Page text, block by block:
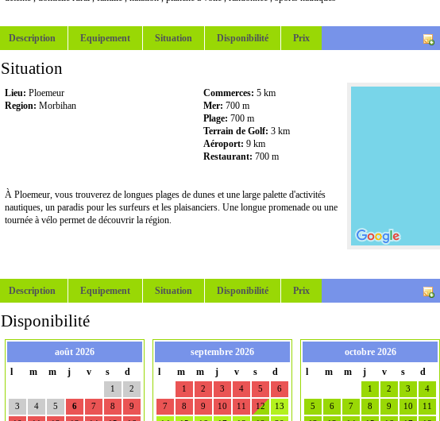
Description Equipement Situation Disponibilité Prix
Situation
Lieu: Ploemeur
Region: Morbihan
Commerces: 5 km
Mer: 700 m
Plage: 700 m
Terrain de Golf: 3 km
Aéroport: 9 km
Restaurant: 700 m
À Ploemeur, vous trouverez de longues plages de dunes et une large palette d'activités
nautiques, un paradis pour les surfeurs et les plaisanciers. Une longue promenade ou une
tournée à vélo permet de découvrir la région.
Description Equipement Situation Disponibilité Prix
Disponibilité
août 2026
l
m m j v s d
1
2
3
4 5 6 7 8
9
septembre 2026
l
m m j v s d
1 2 3 4 5
6
7
8 9 10 11 12
13
octobre 2026
l
m m j v s d
1 2 3
4
5
6 7 8 9 10
11